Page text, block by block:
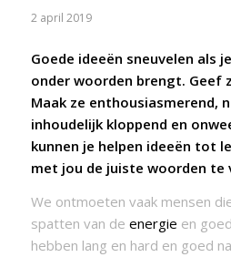
2 april 2019
Goede ideeën sneuvelen als
onder woorden brengt. Geef
Maak ze enthousiasmerend,
inhoudelijk kloppend en
kunnen je helpen ideeën tot
met jou de juiste woorden te
We ontmoeten vaak mensen
spatten van de energie en
hebben lang en hard en goed